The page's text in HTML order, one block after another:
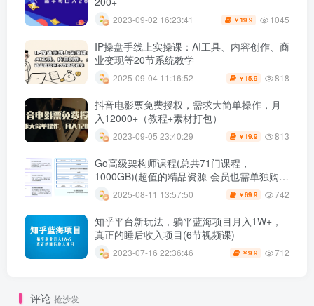
2023-09-02 16:23:41 ￥ 19.9 1045
IP操盘手线上实操课：AI工具、内容创作、商
业变现等20节系统教学
2025-09-04 11:16:52 ￥ 15.9 818
抖音电影票免费授权，需求大简单操作，月
入12000+（教程+素材打包）
2023-09-05 23:40:29 ￥ 19.9 813
Go高级架构师课程(总共71门课程，
1000GB)(超值的精品资源-会员也需单独购买
哦)
2025-08-11 13:57:50 ￥69.9 742
知乎平台新玩法，躺平蓝海项目月入1W+，
真正的睡后收入项目(6节视频课)
2023-07-16 22:36:46 ￥9.9 712
评论 抢沙发